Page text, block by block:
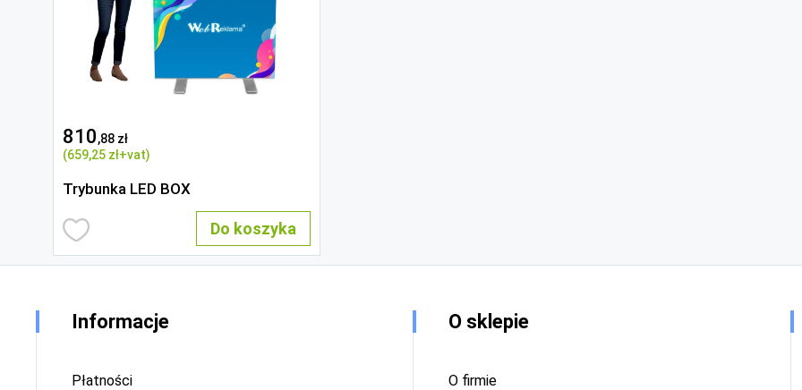
810,88 zł
(659,25 zł+vat)
Trybunka LED BOX
Do koszyka
Informacje
Płatności
O sklepie
O firmie